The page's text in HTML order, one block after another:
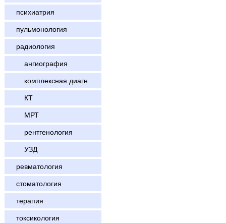
психиатрия
пульмонология
радиология
ангиография
комплексная диагн.
КТ
МРТ
рентгенология
УЗД
ревматология
стоматология
терапия
токсикология